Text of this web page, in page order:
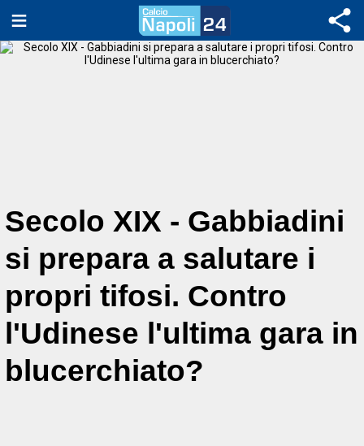
Secolo XIX - Gabbiadini
si prepara a salutare i
propri tifosi. Contro
l'Udinese l'ultima gara in
blucerchiato?